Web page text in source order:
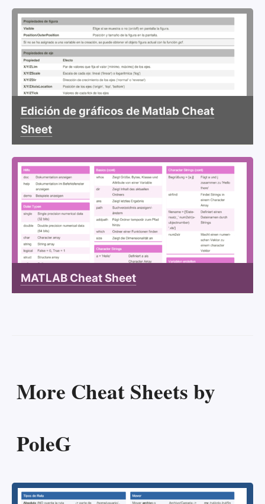
Edición de gráficos de Matlab Cheat
Sheet
MATLAB Cheat Sheet
More Cheat Sheets by
PoleG